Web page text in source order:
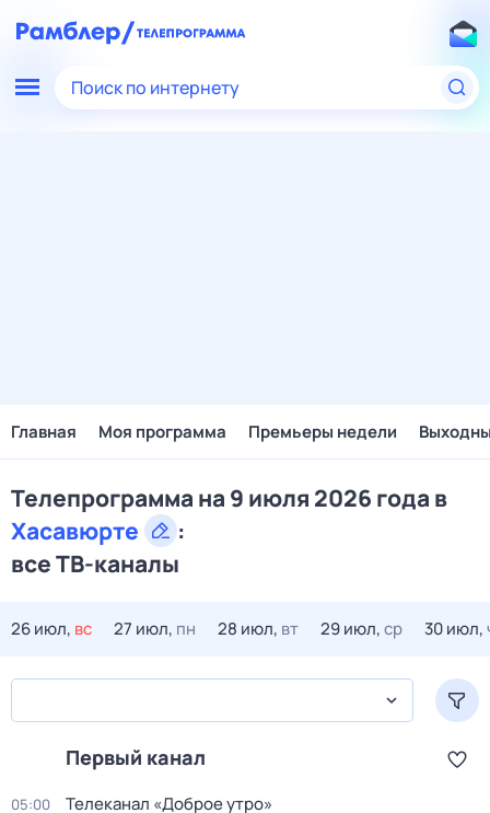
Поиск по интернету
Главная Моя программа Премьеры недели
Телепрограмма на 9 июля 2026 года в
Хасавюрте
:
все ТВ-каналы
26 июл, вс 27 июл, пн 28 июл, вт 29 июл,ср 30 июл,
Первый канал
05:00 Телеканал «Доброе утро»